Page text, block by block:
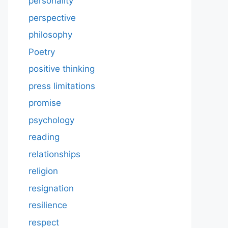
perspective
philosophy
Poetry
positive thinking
press limitations
promise
psychology
reading
relationships
religion
resignation
resilience
respect